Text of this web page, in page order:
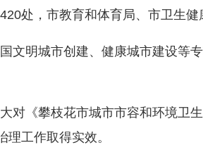
处，市教育和体育局、市卫生健
明城市创建、健康城市建设等专
《攀枝花市城市市容和环境卫
工作取得实效。